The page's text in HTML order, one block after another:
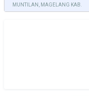
MUNTILAN, MAGELANG KAB.